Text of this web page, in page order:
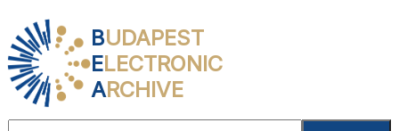
BUDAPEST
ELECTRONIC
ARCHIVE